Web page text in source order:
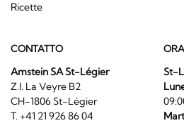
Ricette
CONTATTO
Amstein SA St-Légier
Z.I. La Veyre B2
CH-1806 St-Légier
T. +41 21 926 86 04
St-